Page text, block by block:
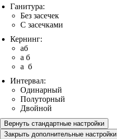
Ганитура:
Без засечек
С засечками
Кернинг:
aб
a б
a б
Интервал:
Одинарный
Полуторный
Двойной
Вернуть стандартные настройки
Закрыть дополнительные настройки